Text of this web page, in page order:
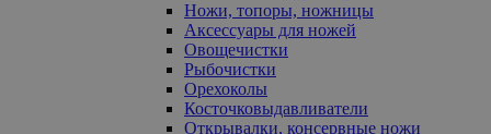
Ножи, топоры, ножницы
Аксессуары для ножей
Овощечистки
Рыбочистки
Орехоколы
Косточковыдавливатели
Открывалки, консервные ножи